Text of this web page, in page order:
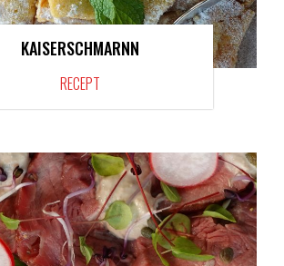
KAISERSCHMARNN
RECEPT